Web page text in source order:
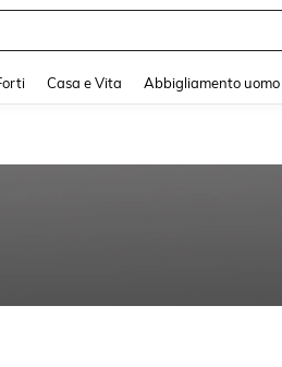
Casa e Vita Abbigliamento uomo